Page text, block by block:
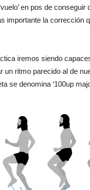
en pos de
importante la corrección
iremos siendo
un ritmo parecido al de
se denomina ‘100up